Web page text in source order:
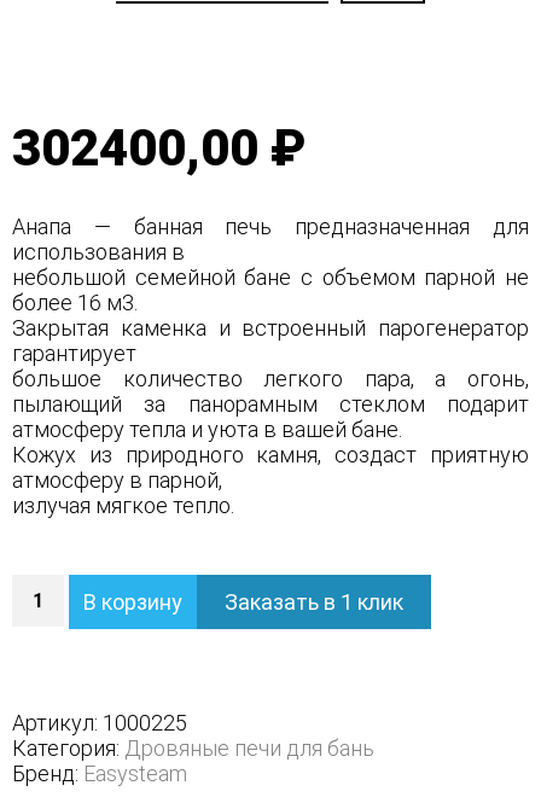
302400,00 ₽
Анапа — банная печь предназначенная для
использования в
небольшой семейной бане с объемом парной не
более 16 м3.
Закрытая каменка и встроенный парогенератор
гарантирует
большое количество легкого пара, а огонь,
пылающий за панорамным стеклом подарит
атмосферу тепла и уюта в вашей бане.
Кожух из природного камня, создаст приятную
атмосферу в парной,
излучая мягкое тепло.
Печь
Анапа
кожухе
с
открытым
верхом
В корзину Заказать в 1 клик
Артикул: 1000225
Категория: Дровяные печи для бань
Бренд: Easysteam